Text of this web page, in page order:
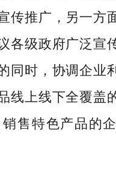
传推广，另一方
各级政府广泛宣
同时，协调企业
线上线下全覆盖
售特色产品的